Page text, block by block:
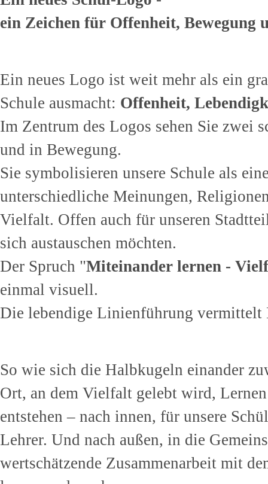
ein Zeichen für Offenheit, Bewegung
Ein neues Logo ist weit mehr als ein
Schule ausmacht: Offenheit,
Im Zentrum des Logos sehen Sie zwei
und in Bewegung.
Sie symbolisieren unsere Schule als
unterschiedliche Meinungen,
Vielfalt. Offen auch für unseren
sich austauschen möchten.
Der Spruch "Miteinander lernen -
einmal visuell.
Die lebendige Linienführung vermittelt
So wie sich die Halbkugeln einander
Ort, an dem Vielfalt gelebt wird,
entstehen – nach innen, für unsere
Lehrer. Und nach außen, in die
wertschätzende Zusammenarbeit mit